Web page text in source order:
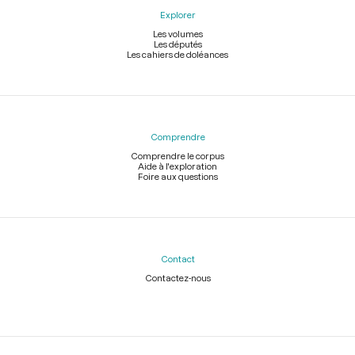
Explorer
Les volumes
Les députés
Les cahiers de doléances
Comprendre
Comprendre le corpus
Aide à l'exploration
Foire aux questions
Contact
Contactez-nous
Légal